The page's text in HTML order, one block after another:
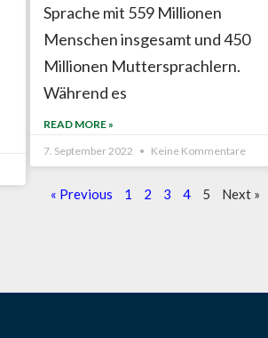
Sprache mit 559 Millionen
Menschen insgesamt und 450
Millionen Muttersprachlern.
Während es
READ MORE »
7. September 2022
Keine Kommentare
« Previous 1 2 3 4 5 Next »